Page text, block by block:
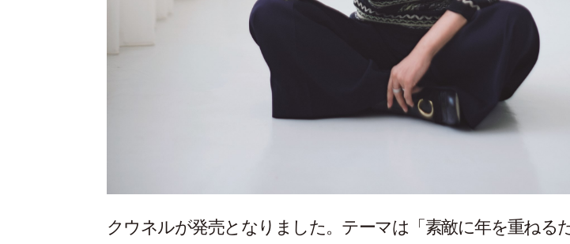
クウネルが発売となりました。テーマは「素敵に年を重ねる